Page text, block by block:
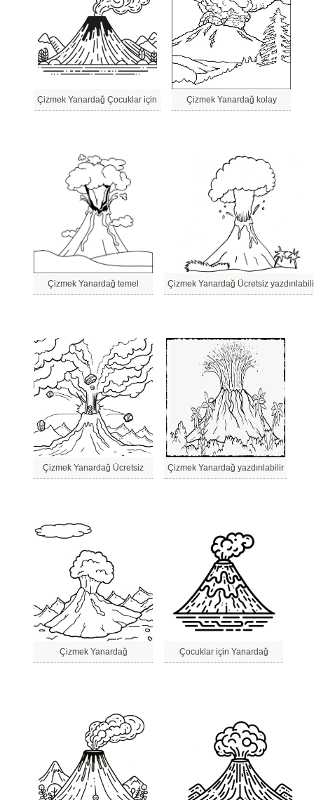
Çizmek Yanardağ Çocuklar için Çizmek Yanardağ kolay
Çizmek Yanardağ temel Çizmek Yanardağ Ücretsiz
Çizmek Yanardağ Ücretsiz Çizmek Yanardağ yazdırılabilir
Çizmek Yanardağ Çocuklar için Yanardağ